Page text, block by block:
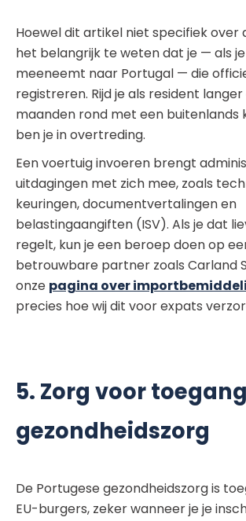
Hoewel dit artikel niet specifiek over
het belangrijk te weten dat je — als
meeneemt naar Portugal — die
registreren. Rijd je als resident langer
maanden rond met een buitenlands
ben je in overtreding.
Een voertuig invoeren brengt
uitdagingen met zich mee, zoals
keuringen, documentvertalingen en
belastingaangiften (ISV). Als je dat
regelt, kun je een beroep doen op
betrouwbare partner zoals Carland
onze pagina over
precies hoe wij dit voor expats
5. Zorg voor
gezondheidszorg
De Portugese gezondheidszorg is
EU-burgers, zeker wanneer je je